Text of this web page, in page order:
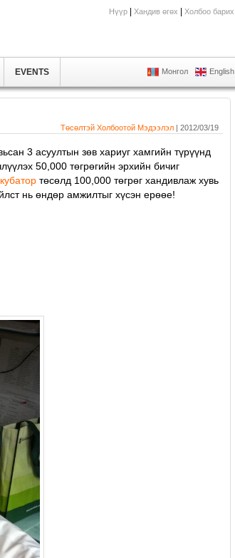
Монгол English
Нүүр Хандив өгөх Холбоо барих
EVENTS
Төсөлтэй Холбоотой Мэдээлэл | 2012/03/19
3 асуултын зөв хариуг хамгийн түрүүнд
50,000 төгрөгийн эрхийн бичиг
төсөлд 100,000 төгрөг хандивлаж хувь
нь өндөр амжилтыг хүсэн ерөөе!